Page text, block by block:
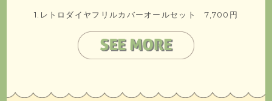
1.レトロダイヤフリルカバーオールセット 7,700円